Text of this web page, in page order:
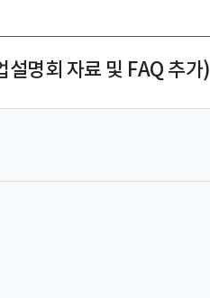
명회 자료 및 FAQ 추가)